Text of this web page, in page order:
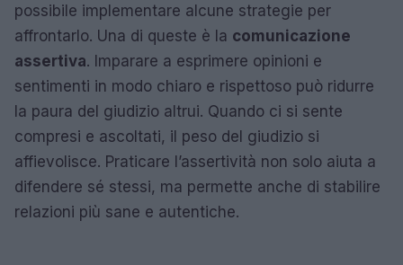
possibile implementare alcune strategie per
affrontarlo. Una di queste è la comunicazione
assertiva. Imparare a esprimere opinioni e
sentimenti in modo chiaro e rispettoso può ridurre
la paura del giudizio altrui. Quando ci si sente
compresi e ascoltati, il peso del giudizio si
affievolisce. Praticare l’assertività non solo aiuta a
difendere sé stessi, ma permette anche di stabilire
relazioni più sane e autentiche.